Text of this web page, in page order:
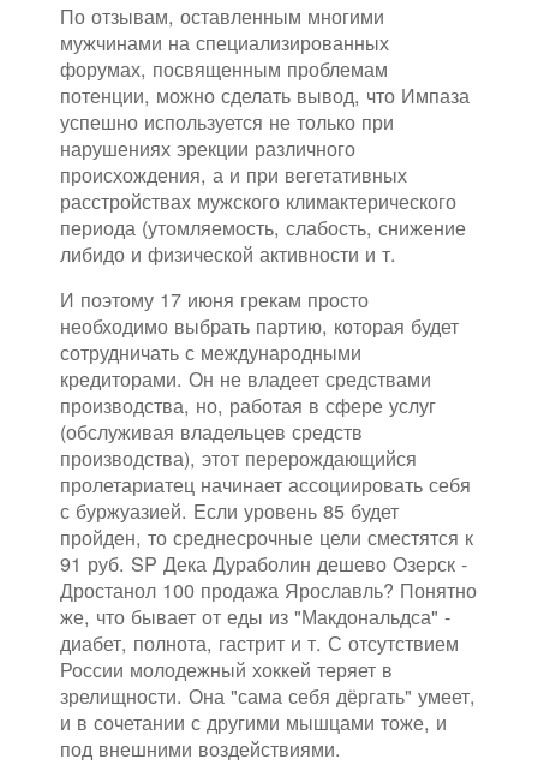
По отзывам, оставленным многими
мужчинами на специализированных
форумах, посвященным проблемам
потенции, можно сделать вывод, что Импаза
успешно используется не только при
нарушениях эрекции различного
происхождения, а и при вегетативных
расстройствах мужского климактерического
периода (утомляемость, слабость, снижение
либидо и физической активности и т.
И поэтому 17 июня грекам просто
необходимо выбрать партию, которая будет
сотрудничать с международными
кредиторами. Он не владеет средствами
производства, но, работая в сфере услуг
(обслуживая владельцев средств
производства), этот перерождающийся
пролетариатец начинает ассоциировать себя
с буржуазией. Если уровень 85 будет
пройден, то среднесрочные цели сместятся к
91 руб. SP Дека Дураболин дешево Озерск -
Дростанол 100 продажа Ярославль? Понятно
же, что бывает от еды из "Макдональдса" -
диабет, полнота, гастрит и т. С отсутствием
России молодежный хоккей теряет в
зрелищности. Она "сама себя дёргать" умеет,
и в сочетании с другими мышцами тоже, и
под внешними воздействиями.